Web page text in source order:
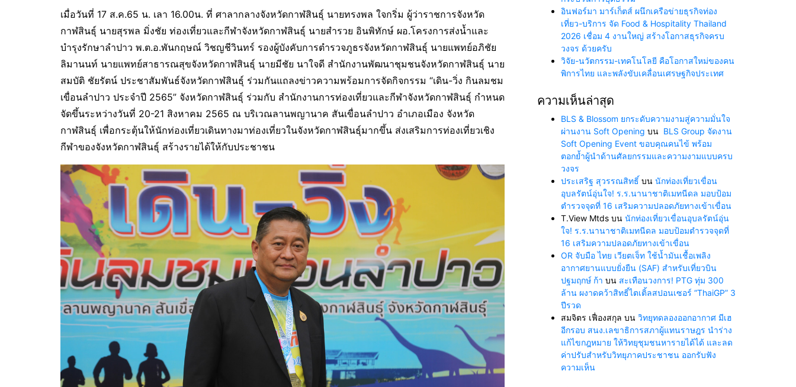
เมื่อวันที่ 17 ส.ค.65 น. เลา 16.00น. ที่ ศาลากลางจังหวัดกาฬสินธุ์ นายทรงพล ใจกริ่ม ผู้ว่าราชการจังหวัด
กาฬสินธุ์ นายสุรพล มิ่งชัย ท่องเที่ยวและกีฬาจังหวัดกาฬสินธุ์ นายสำรวย อินพิทักษ์ ผอ.โครงการส่งน้ำและ
บำรุงรักษาลำปาว พ.ต.อ.พันกฤษณ์ วิชญชีวินทร์ รองผู้บังคับการตำรวจภูธรจังหวัดกาฬสินธุ์ นายแพทย์อภิชัย
ลิมานนท์ นายแพทย์สาธารณสุขจังหวัดกาฬสินธุ์ นายมีชัย นาใจดี สำนักงานพัฒนาชุมชนจังหวัดกาฬสินธุ์ นาย
สมบัติ ชัยรัตน์ ประชาสัมพันธ์จังหวัดกาฬสินธุ์ ร่วมกันแถลงข่าวความพร้อมการจัดกิจกรรม “เดิน-วิ่ง กินลมชม
เขื่อนลำปาว ประจำปี 2565” จังหวัดกาฬสินธุ์ ร่วมกับ สำนักงานการท่องเที่ยวและกีฬาจังหวัดกาฬสินธุ์ กำหนด
จัดขึ้นระหว่างวันที่ 20-21 สิงหาคม 2565 ณ บริเวณลานพญานาค สันเขื่อนลำปาว อำเภอเมือง จังหวัด
กาฬสินธุ์ เพื่อกระตุ้นให้นักท่องเที่ยวเดินทางมาท่องเที่ยวในจังหวัดกาฬสินธุ์มากขึ้น ส่งเสริมการท่องเที่ยวเชิง
กีฬาของจังหวัดกาฬสินธุ์ สร้างรายได้ให้กับประชาชน
อินฟอร์มา มาร์เก็ตส์ ผนึกเครือข่ายธุรกิจท่อง
เที่ยว-บริการ จัด Food & Hospitality Thailand
2026 เชื่อม 4 งานใหญ่ สร้างโอกาสธุรกิจครบ
วงจร ด้วยครับ
วิจัย-นวัตกรรม-เทคโนโลยี คือโอกาสใหม่ของคน
พิการไทย และพลังขับเคลื่อนเศรษฐกิจประเทศ
ความเห็นล่าสุด
BLS & Blossom ยกระดับความงามสู่ความมั่นใจ
ผ่านงาน Soft Opening บน BLS Group จัดงาน
Soft Opening Event ขอบคุณคนไข้ พร้อม
ตอกย้ำผู้นำด้านศัลยกรรมและความงามแบบครบ
วงจร
ประเสริฐ สุวรรณสิทธิ์ บน นักท่องเที่ยวเขื่อน
อุบลรัตน์อุ่นใจ! ร.ร.นานาชาติเมทนีดล มอบป้อม
ตำรวจจุดที่ 16 เสริมความปลอดภัยทางเข้าเขื่อน
T.View Mtds บน นักท่องเที่ยวเขื่อนอุบลรัตน์อุ่น
ใจ! ร.ร.นานาชาติเมทนีดล มอบป้อมตำรวจจุดที่
16 เสริมความปลอดภัยทางเข้าเขื่อน
OR จับมือ ไทย เวียตเจ็ท ใช้น้ำมันเชื้อเพลิง
อากาศยานแบบยั่งยืน (SAF) สำหรับเที่ยวบิน
ปฐมฤกษ์ ก้า บน สะเทือนวงการ! PTG ทุ่ม 300
ล้าน ผงาดคว้าสิทธิ์ไตเติ้ลสปอนเซอร์ “ThaiGP” 3
ปีรวด
สมจิตร เฟื่องสกุล บน วิทยุทดลองออกอากาศ มีเฮ
อีกรอบ สนง.เลขาธิการสภาผู้แทนราษฎร นำร่าง
แก้ไขกฎหมาย ให้วิทยุชุมชนหารายได้ได้ และลด
ค่าปรับสำหรับวิทยุภาคประชาชน ออกรับฟัง
ความเห็น